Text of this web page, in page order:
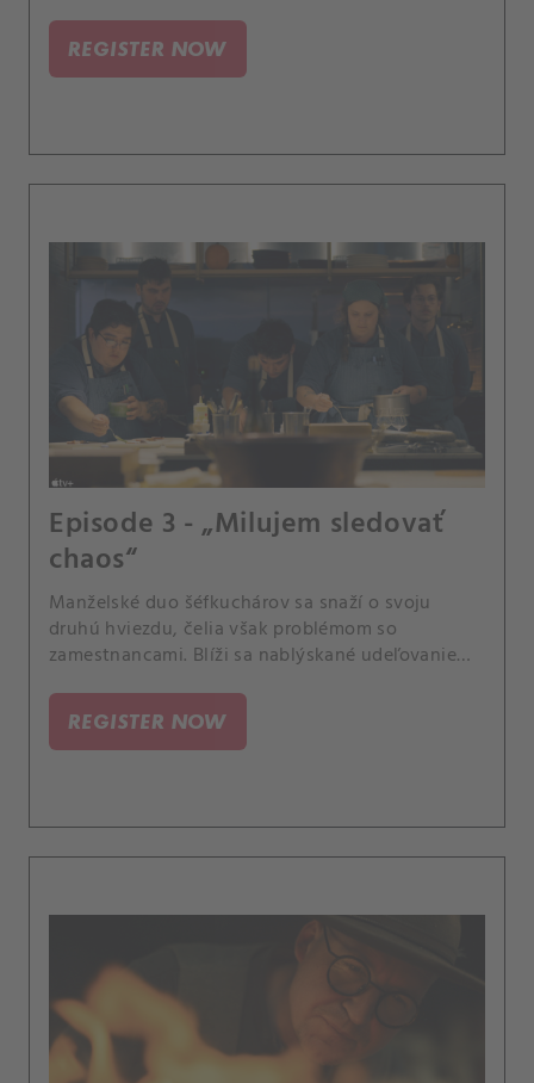
REGISTER NOW
Episode 3 - „Milujem sledovať
chaos“
Manželské duo šéfkuchárov sa snaží o svoju
druhú hviezdu, čelia však problémom so
zamestnancami. Blíži sa nablýskané udeľovanie
REGISTER NOW